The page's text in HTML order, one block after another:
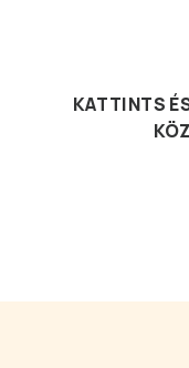
KATTINTS